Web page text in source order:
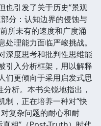
也引发了关于历史“景观
分：认知边界的侵蚀与
所未有的速度和广度涌
理能力面临严峻挑战。
深度思考和批判性思维能
引入分析框架，用以解释
们更倾向于采用启发式思
析。本书尖锐地指出，
制，正在培养一种对“快
复杂问题的耐心和耐